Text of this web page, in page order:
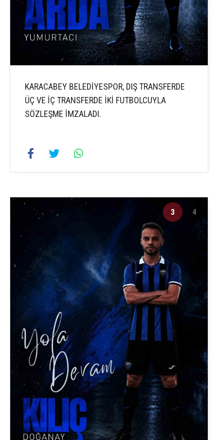
KARACABEY BELEDİYESPOR, DIŞ TRANSFERDE
ÜÇ VE İÇ TRANSFERDE İKİ FUTBOLCUYLA
SÖZLEŞME İMZALADI.
3 4